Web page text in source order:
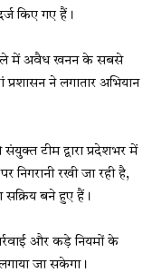
किए गए हैं।
में अवैध खनन के सबसे
ने लगातार अभियान
टीम द्वारा प्रदेशभर में
रखी जा रही है,
बने हुए हैं।
और कड़े नियमों के
जा सकेगा।